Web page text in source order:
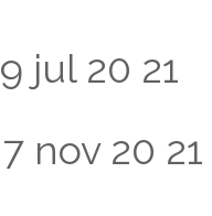
9 jul 20 21
7 nov 20 21